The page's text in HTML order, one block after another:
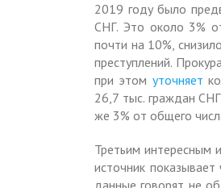
2019 году было
СНГ. Это около 3%
почти на 10%,
преступлений.
при этом уточняет
26,7 тыс. граждан
же 3% от общего
Третьим интересным
источник
данные говорят не